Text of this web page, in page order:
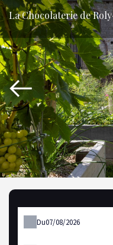
La Chocolaterie de
Du